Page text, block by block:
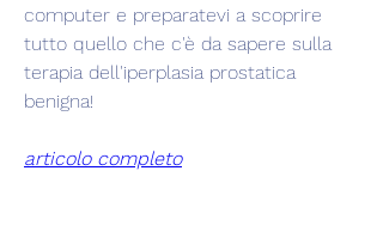
computer e preparatevi a scoprire
tutto quello che c'è da sapere sulla
terapia dell'iperplasia prostatica
benigna!
articolo completo